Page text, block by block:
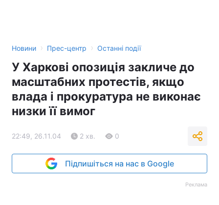
Новини › Прес-центр › Останні події
У Харкові опозиція закличе до
масштабних протестів, якщо
влада і прокуратура не виконає
низки її вимог
22:49, 26.11.04 2 хв. 0
Підпишіться на нас в Google
Реклама